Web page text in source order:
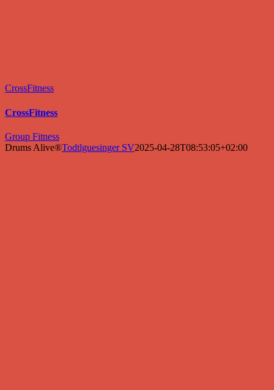
CrossFitness
CrossFitness
Group Fitness
Drums Alive®Todtlguesinger SV2025-04-28T08:53:05+02:00